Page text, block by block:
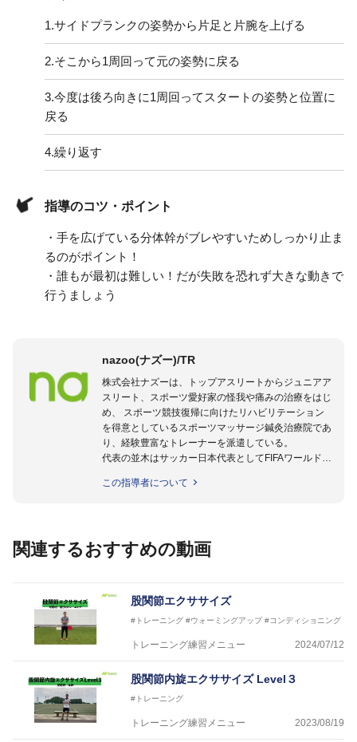
1.サイドプランクの姿勢から片足と片腕を上げる
2.そこから1周回って元の姿勢に戻る
3.今度は後ろ向きに1周回ってスタートの姿勢と位置に
戻る
4.繰り返す
指導のコツ・ポイント
・手を広げている分体幹がブレやすいためしっかり止ま
るのがポイント！
・誰もが最初は難しい！だが失敗を恐れず大きな動きで
行うましょう
nazoo(ナズー)/TR
株式会社ナズーは、トップアスリートからジュニアア
スリート、スポーツ愛好家の怪我や痛みの治療をはじ
め、 スポーツ競技復帰に向けたリハビリテーション
を得意としているスポーツマッサージ鍼灸治療院であ
り、経験豊富なトレーナーを派遣している。
代表の並木はサッカー日本代表としてFIFAワールドカ
のほかU-23日本代表のアスレティックトレーナーと
世代のサッカーを中心に、WJBL、社会人ラグビー、
を派遣している。
さらには講演会やセミナー、専門学校などの教育機関
に講師を派遣するなど後進育成にも力を入れている。
「一人一人の健康な人生をサポートする」を企業理念
からサポートし、一人一人の「楽しく、豊かに、生き
生きと」生きる、そんな『健康な人生』をサポートし
ている。
この指導者について
関連するおすすめの動画
股関節エクササイズ
#トレーニング #ウォーミングアップ #コンディショニング
トレーニング練習メニュー 2024/07/12
股関節内旋エクササイズ Level３
#トレーニング
トレーニング練習メニュー 2023/08/19